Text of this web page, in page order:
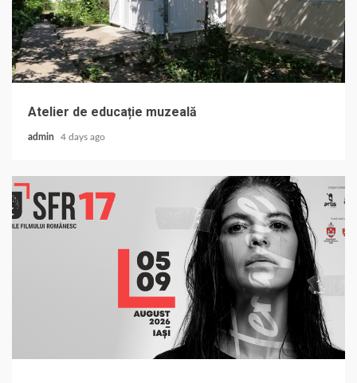
Atelier de educație muzeală
admin 4 days ago